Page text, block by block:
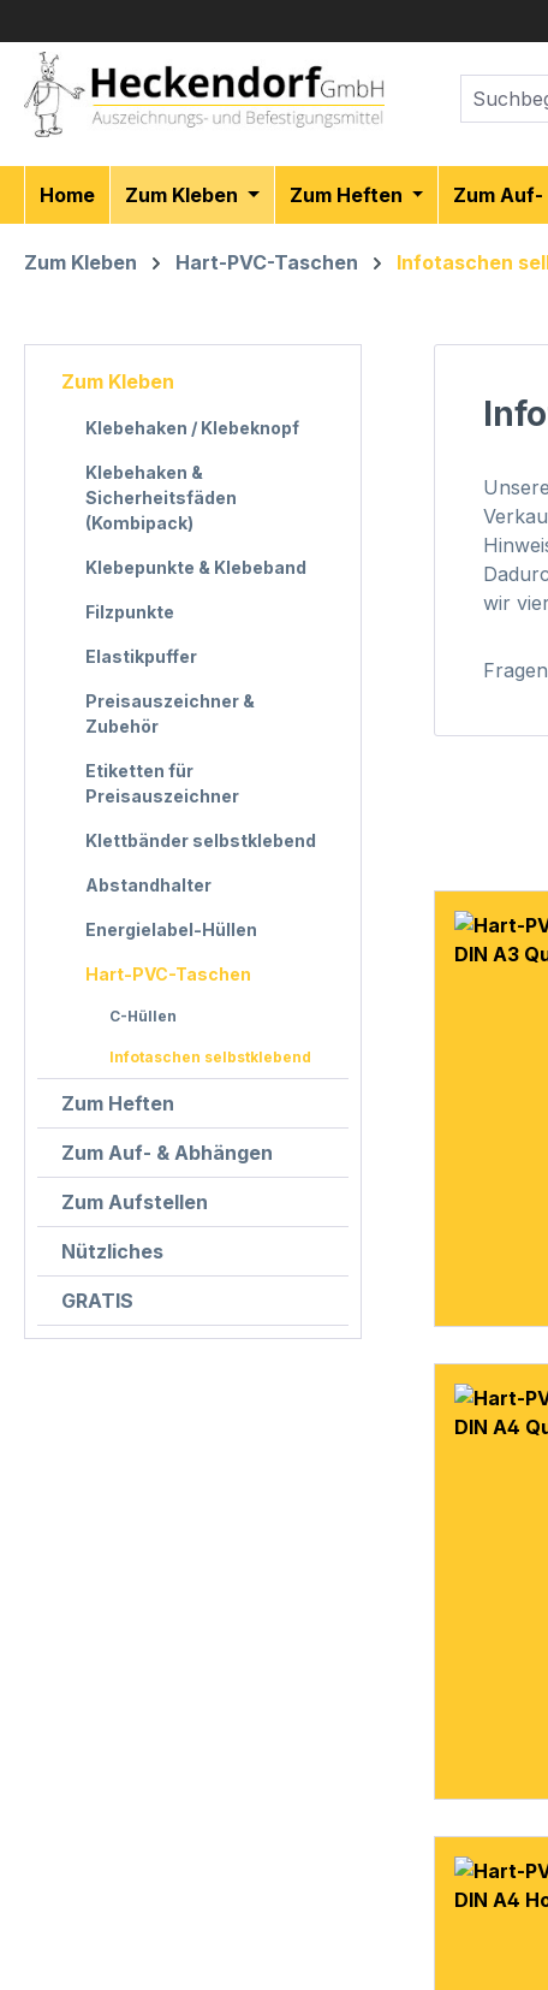
Home Zum Kleben Zum Heften Zum Auf-
Zum Kleben Hart-PVC-Taschen Infotaschen
Zum Kleben
Klebehaken / Klebeknopf
Klebehaken &
Sicherheitsfäden
(Kombipack)
Klebepunkte & Klebeband
Filzpunkte
Elastikpuffer
Preisauszeichner &
Zubehör
Etiketten für
Preisauszeichner
Klettbänder selbstklebend
Abstandhalter
Energielabel-Hüllen
Hart-PVC-Taschen
C-Hüllen
Infotaschen selbstklebend
Zum Heften
Zum Auf- & Abhängen
Zum Aufstellen
Nützliches
GRATIS
wir